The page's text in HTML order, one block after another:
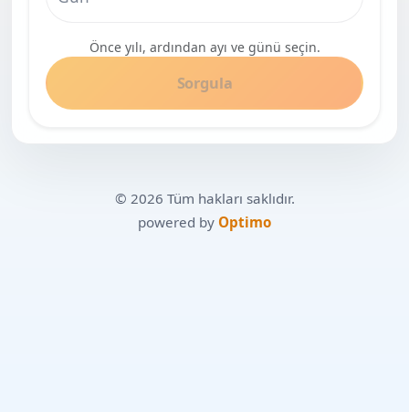
Önce yılı, ardından ayı ve günü seçin.
Sorgula
© 2026 Tüm hakları saklıdır.
powered by Optimo